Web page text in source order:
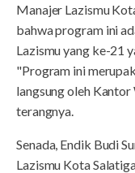
Manajer Lazismu
bahwa program ini
Lazismu yang ke-21
"Program ini
langsung oleh Kantor
terangnya.
Senada, Endik Budi
Lazismu Kota